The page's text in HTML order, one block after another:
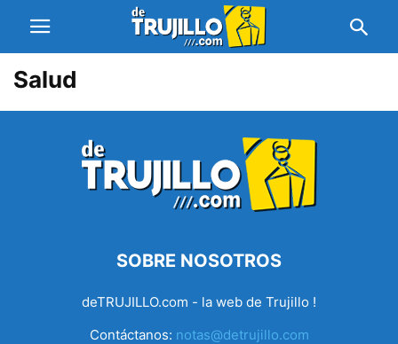
Salud
SOBRE NOSOTROS
deTRUJILLO.com - la web de Trujillo !
Contáctanos: notas@detrujillo.com